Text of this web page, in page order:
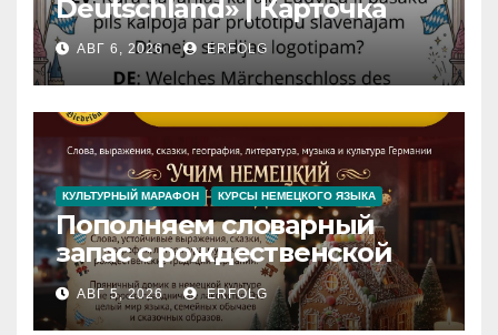
Deutschland» | Карточка
№46
Замок вдохновения
Iedvesmas pils / Schloss der
Inspiration
АВГ 6, 2026 ERFOLG
КУЛЬТУРНЫЙ МАРАФОН КУРСЫ НЕМЕЦКОГО ЯЗЫКА
Пополняем словарный
запас с рождественской
сказкой! Учим немецкий
вместе с Lebkuchenhaus
АВГ 5, 2026 ERFOLG